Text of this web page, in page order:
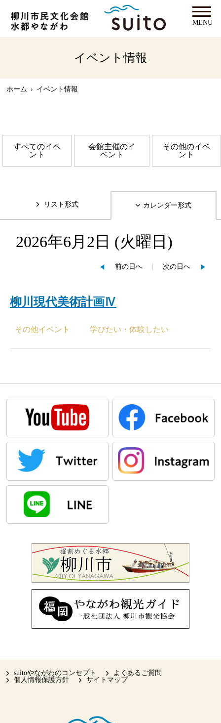
MENU
イベント情報
ホーム › イベント情報
すべてのイベ
ント
会館主催のイ
ベント
その他のイベ
ント
リスト形式 カレンダー形式
2026年6月2日 (火曜日 )
前の日へ 次の日へ
柳川現代美術計画Ⅳ
その他イベント 学びたい・体験したい
suitoやながわのコンセプト
よくあるご質問
個人情報保護方針
サイトマップ